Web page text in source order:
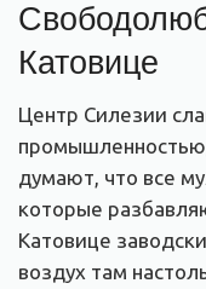
Катовице
Центр Силезии
думают, что все
которые
Катовице
воздух там